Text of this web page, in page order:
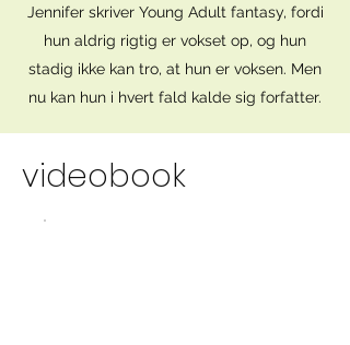
Jennifer skriver Young Adult fantasy, fordi
hun aldrig rigtig er vokset op, og hun
stadig ikke kan tro, at hun er voksen. Men
nu kan hun i hvert fald kalde sig forfatter.
videobook